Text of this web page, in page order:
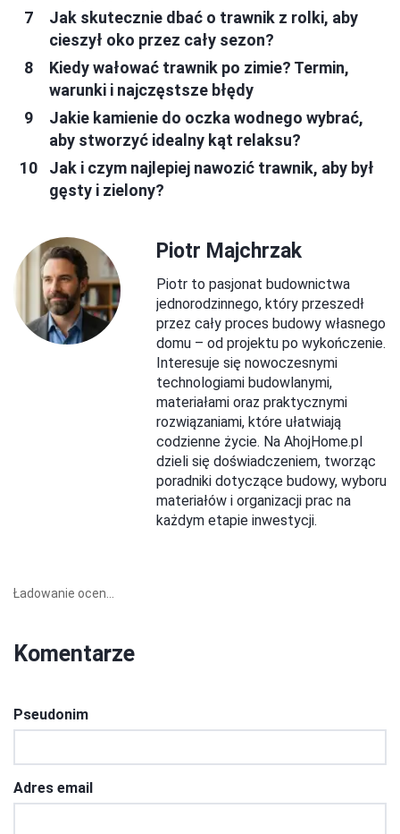
Jak skutecznie dbać o trawnik z rolki, aby
cieszył oko przez cały sezon?
Kiedy wałować trawnik po zimie? Termin,
warunki i najczęstsze błędy
Jakie kamienie do oczka wodnego wybrać,
aby stworzyć idealny kąt relaksu?
Jak i czym najlepiej nawozić trawnik, aby był
gęsty i zielony?
Piotr Majchrzak
Piotr to pasjonat budownictwa
jednorodzinnego, który przeszedł
przez cały proces budowy własnego
domu – od projektu po wykończenie.
Interesuje się nowoczesnymi
technologiami budowlanymi,
materiałami oraz praktycznymi
rozwiązaniami, które ułatwiają
codzienne życie. Na AhojHome.pl
dzieli się doświadczeniem, tworząc
poradniki dotyczące budowy, wyboru
materiałów i organizacji prac na
każdym etapie inwestycji.
Ładowanie ocen...
Komentarze
Pseudonim
Adres email